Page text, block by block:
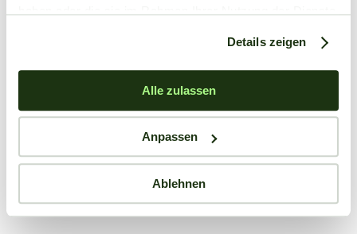
Details zeigen
Alle zulassen
Anpassen
Ablehnen